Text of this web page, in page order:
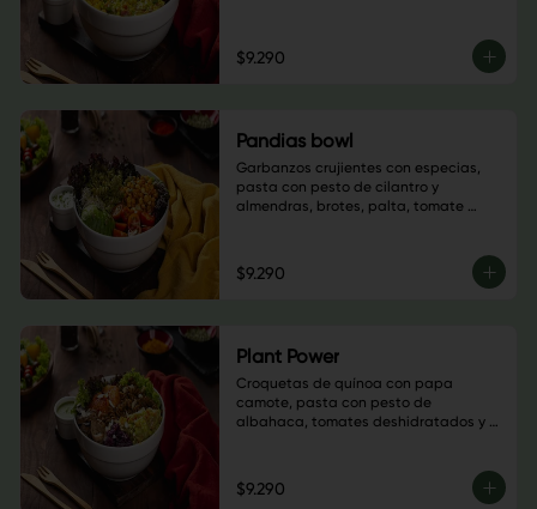
$9.290
Pandias bowl
Garbanzos crujientes con especias,
pasta con pesto de cilantro y
almendras, brotes, palta, tomate
$9.290
Plant Power
Croquetas de quínoa con papa
camote, pasta con pesto de
albahaca, tomates deshidratados y
morado, almendras laminadas, hojas
verdes y salsa a elección
$9.290